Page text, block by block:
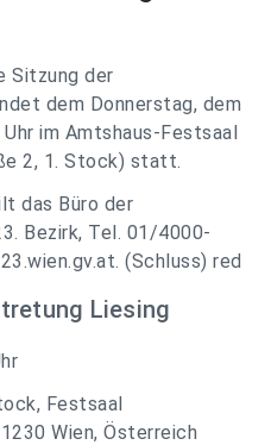
Sitzung der
dem Donnerstag, dem
im Amtshaus-Festsaal
2, 1. Stock) statt.
das Büro der
Bezirk, Tel. 01/4000-
. (Schluss) red
Liesing
Festsaal
Wien, Österreich